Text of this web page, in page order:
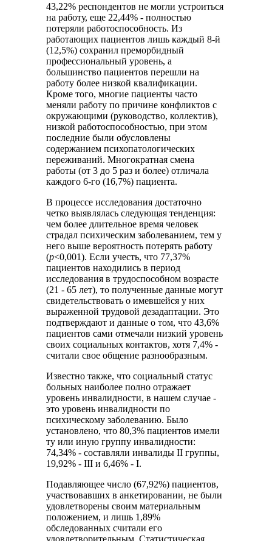
43,22% респондентов не могли устроиться
на работу, еще 22,44% - полностью
потеряли работоспособность. Из
работающих пациентов лишь каждый 8-й
(12,5%) сохранил преморбидный
профессиональный уровень, а
большинство пациентов перешли на
работу более низкой квалификации.
Кроме того, многие пациенты часто
меняли работу по причине конфликтов с
окружающими (руководство, коллектив),
низкой работоспособностью, при этом
последние были обусловлены
содержанием психопатологических
переживаний. Многократная смена
работы (от 3 до 5 раз и более) отличала
каждого 6-го (16,7%) пациента.
В процессе исследования достаточно
четко выявлялась следующая тенденция:
чем более длительное время человек
страдал психическим заболеванием, тем у
него выше вероятность потерять работу
(р<0,001). Если учесть, что 77,37%
пациентов находились в период
исследования в трудоспособном возрасте
(21 - 65 лет), то полученные данные могут
свидетельствовать о имевшейся у них
выраженной трудовой дезадаптации. Это
подтверждают и данные о том, что 43,6%
пациентов сами отмечали низкий уровень
своих социальных контактов, хотя 7,4% -
считали свое общение разнообразным.
Известно также, что социальный статус
больных наиболее полно отражает
уровень инвалидности, в нашем случае -
это уровень инвалидности по
психическому заболеванию. Было
установлено, что 80,3% пациентов имели
ту или иную группу инвалидности:
74,34% - составляли инвалиды II группы,
19,92% - III и 6,46% - I.
Подавляющее число (67,92%) пациентов,
участвовавших в анкетировании, не были
удовлетворены своим материальным
положением, и лишь 1,89%
обследованных считали его
удовлетворительным. Статистическая